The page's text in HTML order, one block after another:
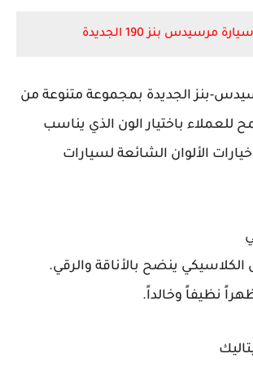
مرسيدس بنز 190 الجديدة
بنز الجديدة بمجموعة متنوعة من
للعملاء باختيار الون الذي يناسب
الألوان الشائعة لسيارات
الكلاسيكي ينضح بالأناقة والرقي.
نظيفاً وخالداً.